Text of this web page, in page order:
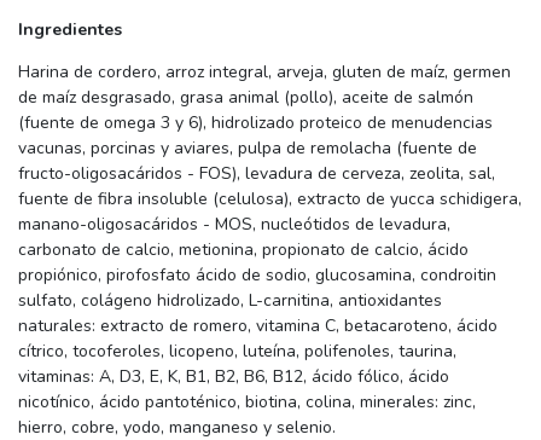
Ingredientes
Harina de cordero, arroz integral, arveja, gluten de maíz, germen
de maíz desgrasado, grasa animal (pollo), aceite de salmón
(fuente de omega 3 y 6), hidrolizado proteico de menudencias
vacunas, porcinas y aviares, pulpa de remolacha (fuente de
fructo-oligosacáridos - FOS), levadura de cerveza, zeolita, sal,
fuente de fibra insoluble (celulosa), extracto de yucca schidigera,
manano-oligosacáridos - MOS, nucleótidos de levadura,
carbonato de calcio, metionina, propionato de calcio, ácido
propiónico, pirofosfato ácido de sodio, glucosamina, condroitin
sulfato, colágeno hidrolizado, L-carnitina, antioxidantes
naturales: extracto de romero, vitamina C, betacaroteno, ácido
cítrico, tocoferoles, licopeno, luteína, polifenoles, taurina,
vitaminas: A, D3, E, K, B1, B2, B6, B12, ácido fólico, ácido
nicotínico, ácido pantoténico, biotina, colina, minerales: zinc,
hierro, cobre, yodo, manganeso y selenio.